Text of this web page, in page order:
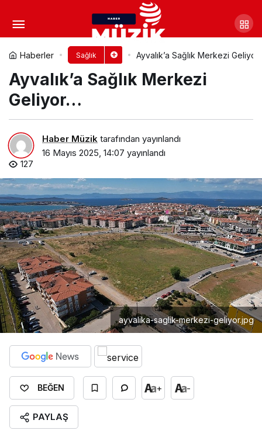
Haberler Sağlık Ayvalık’a Sağlık Merkezi
Ayvalık’a Sağlık Merkezi
Geliyor…
Haber Müzik tarafından yayınlandı
16 Mayıs 2025, 14:07 yayınlandı
127
ayvalika-saglik-merkezi-geliyor.jpg
BEĞEN + -
PAYLAŞ
Hafif otizmde de
multidisipliner yaklaşım önemli…
Yorum Yap